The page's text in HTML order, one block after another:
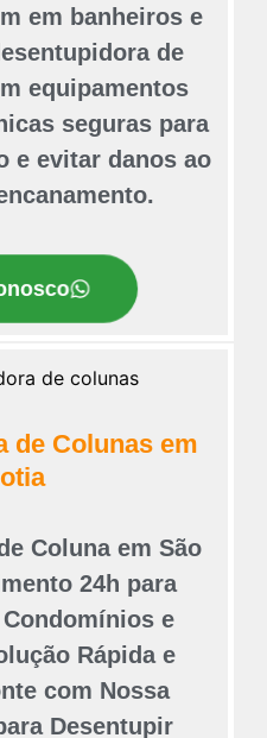
em banheiros e
de
equipamentos
seguras para
e evitar danos ao
de Colunas em
Coluna em São
24h para
e
Rápida e
com Nossa
Desentupir